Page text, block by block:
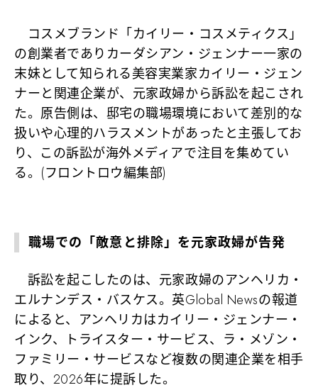
コスメブランド「カイリー・コスメティクス」
の創業者でありカーダシアン・ジェンナー一家の
末妹として知られる美容実業家カイリー・ジェン
ナーと関連企業が、元家政婦から訴訟を起こされ
た。原告側は、邸宅の職場環境において差別的な
扱いや心理的ハラスメントがあったと主張してお
り、この訴訟が海外メディアで注目を集めてい
る。(フロントロウ編集部)
職場での「敵意と排除」を元家政婦が告発
訴訟を起こしたのは、元家政婦のアンヘリカ・
エルナンデス・バスケス。英Global Newsの報道
によると、アンヘリカはカイリー・ジェンナー・
インク、トライスター・サービス、ラ・メゾン・
ファミリー・サービスなど複数の関連企業を相手
取り、2026年に提訴した。